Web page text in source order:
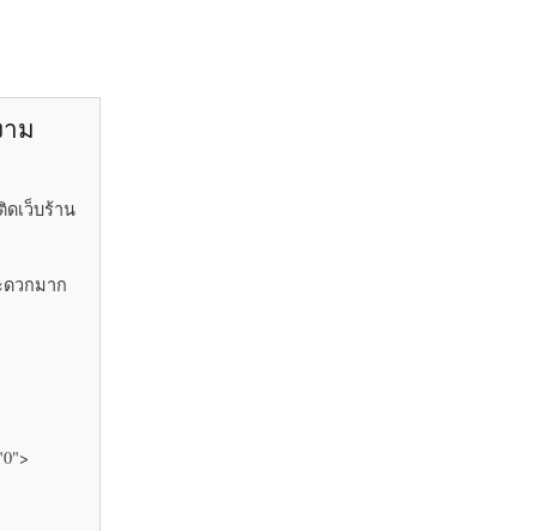
ม
เว็บร้าน
ดวกมาก